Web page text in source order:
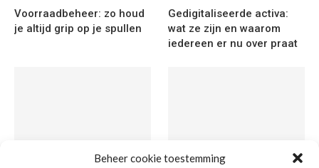
Beheer cookie toestemming
Voorraadbeheer: zo houd
je altijd grip op je spullen
Gedigitaliseerde activa:
wat ze zijn en waarom
iedereen er nu over praat